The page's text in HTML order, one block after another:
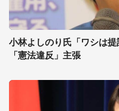
小林よしのり氏「ワシは
「憲法違反」主張